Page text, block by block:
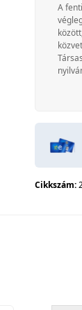
A
Cikkszám: